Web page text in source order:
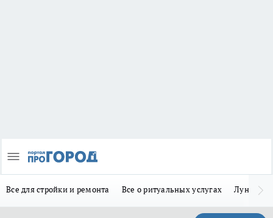
Все для стройки и ремонта Все о ритуальных услугах Лунно-